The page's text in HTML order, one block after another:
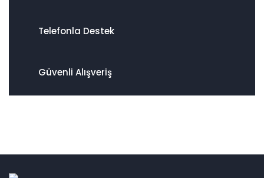
Telefonla Destek
Güvenli Alışveriş